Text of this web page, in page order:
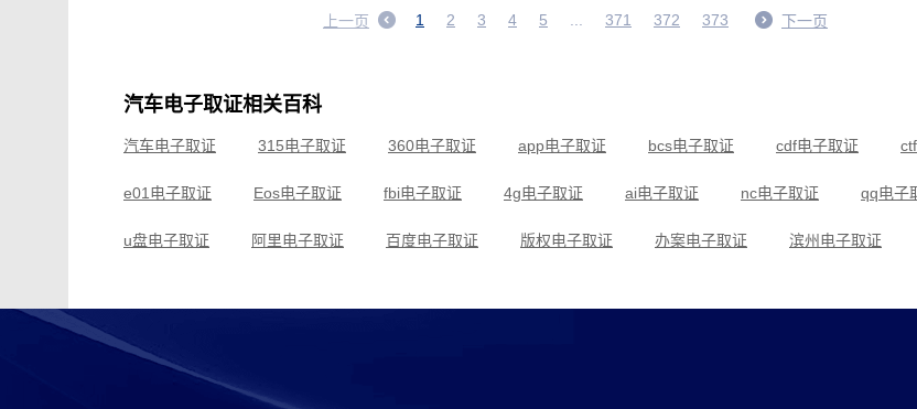
上一页 1 2 3 4 5 371 372 373 下一页
汽车电子取证相关百科
汽车电子取证 315电子取证 360电子取证 app电子取证 bcs电子取证 cdf电子取证
e01电子取证 Eos电子取证 fbi电子取证 4g电子取证 ai电子取证 nc电子取证 qq电子
u盘电子取证 阿里电子取证 百度电子取证 版权电子取证 办案电子取证 滨州电子取证
福州电子取证